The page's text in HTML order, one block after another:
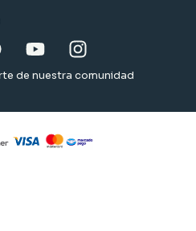
de nuestra comunidad